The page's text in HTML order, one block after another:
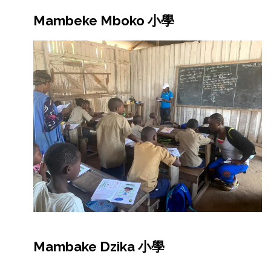
Mambeke Mboko 小學
Mambake Dzika 小學